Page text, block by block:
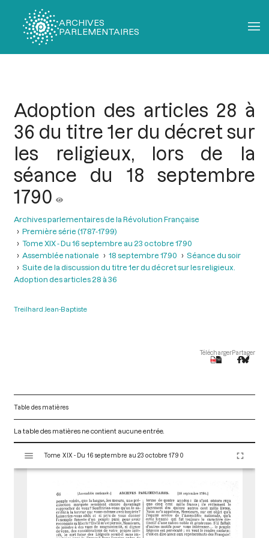
ARCHIVES
PARLEMENTAIRES
Adoption des articles 28 à
36 du titre 1er du décret sur
les religieux, lors de la
séance du 18 septembre
1790
Archives parlementaires de la Révolution Française
Première série (1787-1799)
Tome XIX - Du 16 septembre au 23 octobre 1790
Assemblée nationale
18 septembre 1790
Séance du soir
Suite de la discussion du titre 1er du décret sur les religieux.
Adoption des articles 28 à 36
Treilhard Jean-Baptiste
TéléchargerPartager
Table des matières
La table des matières ne contient aucune entrée.
s
Tome XIX - Du 16 septembre au 23 octobre 1790